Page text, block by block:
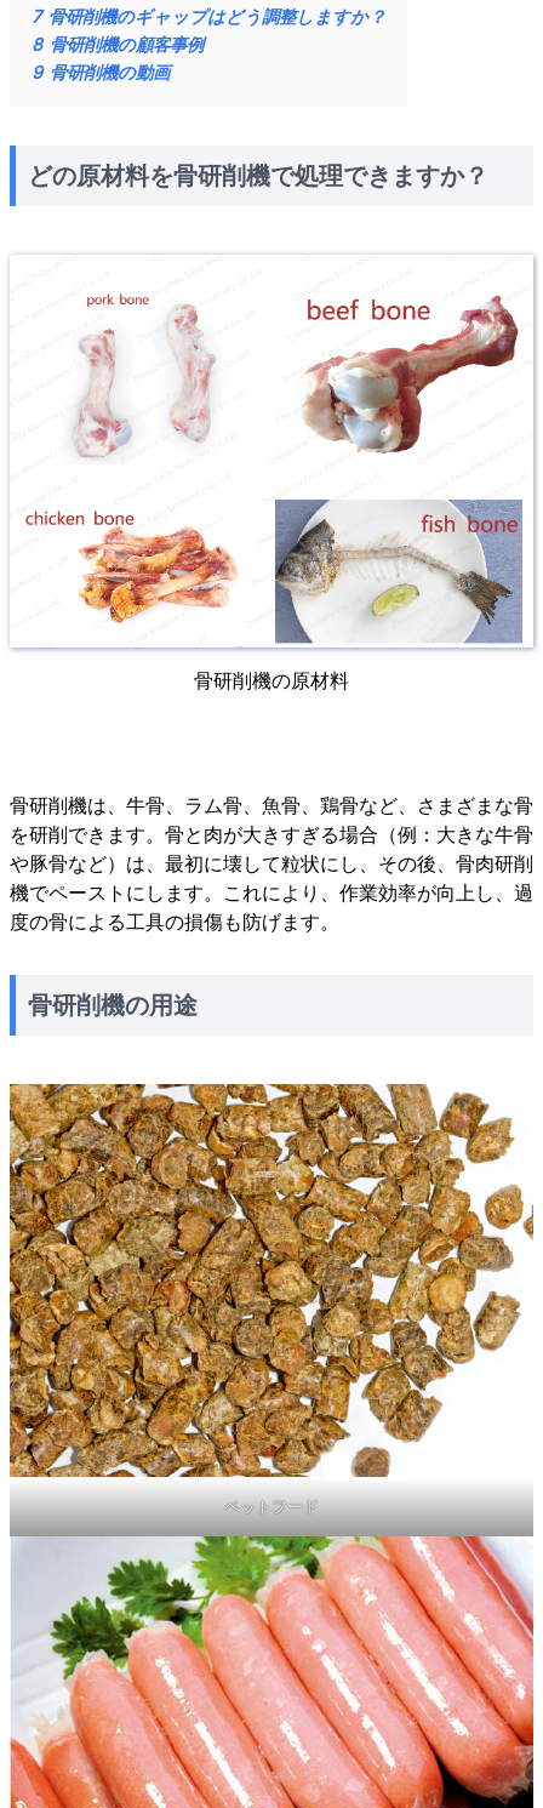
7 骨研削機のギャップはどう調整しますか？
8 骨研削機の顧客事例
9 骨研削機の動画
どの原材料を骨研削機で処理できますか？
骨研削機の原材料
骨研削機は、牛骨、ラム骨、魚骨、鶏骨など、さまざまな骨
を研削できます。骨と肉が大きすぎる場合（例：大きな牛骨
や豚骨など）は、最初に壊して粒状にし、その後、骨肉研削
機でペーストにします。これにより、作業効率が向上し、過
度の骨による工具の損傷も防げます。
骨研削機の用途
ペットフード